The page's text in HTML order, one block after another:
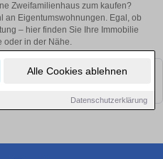
Alle Cookies ablehnen
Datenschutzerklärung
Zweifamilienhaus zum kaufen?
an Eigentumswohnungen. Egal, ob
– hier finden Sie Ihre Immobilie
oder in der Nähe.
Objekte finden. Schauen Sie